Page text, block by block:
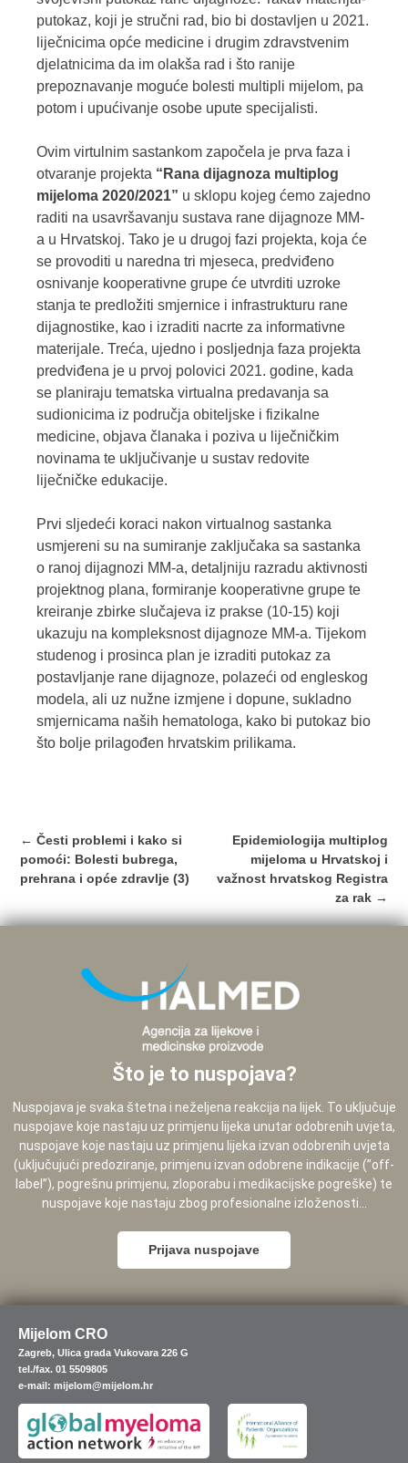
putokaz, koji je stručni rad, bio bi dostavljen u 2021.
liječnicima opće medicine i drugim zdravstvenim
djelatnicima da im olakša rad i što ranije
prepoznavanje moguće bolesti multipli mijelom, pa
potom i upućivanje osobe upute specijalisti.
Ovim virtulnim sastankom započela je prva faza i
otvaranje projekta “Rana dijagnoza multiplog
mijeloma 2020/2021” u sklopu kojeg ćemo zajedno
raditi na usavršavanju sustava rane dijagnoze MM-
a u Hrvatskoj. Tako je u drugoj fazi projekta, koja će
se provoditi u naredna tri mjeseca, predviđeno
osnivanje kooperativne grupe će utvrditi uzroke
stanja te predložiti smjernice i infrastrukturu rane
dijagnostike, kao i izraditi nacrte za informativne
materijale. Treća, ujedno i posljednja faza projekta
predviđena je u prvoj polovici 2021. godine, kada
se planiraju tematska virtualna predavanja sa
sudionicima iz područja obiteljske i fizikalne
medicine, objava članaka i poziva u liječničkim
novinama te uključivanje u sustav redovite
liječničke edukacije.
Prvi sljedeći koraci nakon virtualnog sastanka
usmjereni su na sumiranje zaključaka sa sastanka
o ranoj dijagnozi MM-a, detaljniju razradu aktivnosti
projektnog plana, formiranje kooperativne grupe te
kreiranje zbirke slučajeva iz prakse (10-15) koji
ukazuju na kompleksnost dijagnoze MM-a. Tijekom
studenog i prosinca plan je izraditi putokaz za
postavljanje rane dijagnoze, polazeći od engleskog
modela, ali uz nužne izmjene i dopune, sukladno
smjernicama naših hematologa, kako bi putokaz bio
što bolje prilagođen hrvatskim prilikama.
Post
navigation
← Česti problemi i kako si
pomoći: Bolesti bubrega,
prehrana i opće zdravlje (3)
Epidemiologija multiplog
mijeloma u Hrvatskoj i
važnost hrvatskog Registra
za rak →
Što je to nuspojava?
Nuspojava je svaka štetna i neželjena reakcija na lijek. To uključuje
nuspojave koje nastaju uz primjenu lijeka unutar odobrenih uvjeta,
nuspojave koje nastaju uz primjenu lijeka izvan odobrenih uvjeta
(uključujući predoziranje, primjenu izvan odobrene indikacije (”off-
label”), pogrešnu primjenu, zloporabu i medikacijske pogreške) te
nuspojave koje nastaju zbog profesionalne izloženosti...
Prijava nuspojave
Mijelom CRO
Zagreb, Ulica grada Vukovara 226 G
tel./fax. 01 5509805
e-mail: mijelom@mijelom.hr